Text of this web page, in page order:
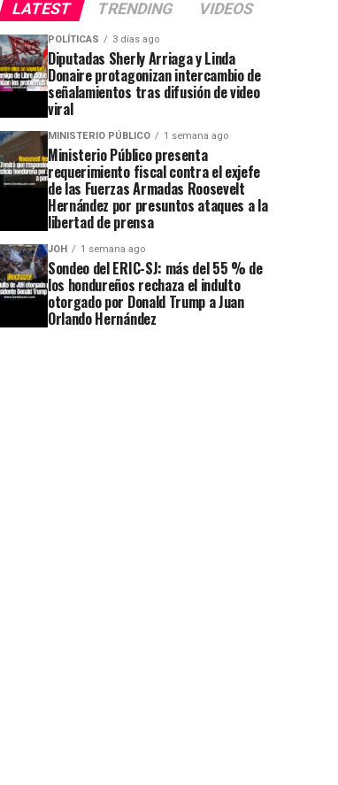
LATEST TRENDING VIDEOS
POLÍTICAS 3 días ago
Diputadas Sherly Arriaga y Linda
Donaire protagonizan intercambio de
señalamientos tras difusión de video
viral
MINISTERIO PÚBLICO 1 semana ago
Ministerio Público presenta
requerimiento fiscal contra el exjefe
de las Fuerzas Armadas Roosevelt
Hernández por presuntos ataques a la
libertad de prensa
JOH 1 semana ago
Sondeo del ERIC-SJ: más del 55 % de
los hondureños rechaza el indulto
otorgado por Donald Trump a Juan
Orlando Hernández